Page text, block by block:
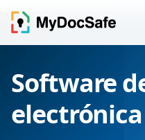
Software
electrónica